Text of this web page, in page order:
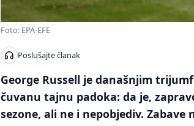
Foto: EPA-EFE
Poslušajte članak
George Russell je današnjim
čuvanu tajnu padoka: da je,
sezone, ali ne i nepobjediv.